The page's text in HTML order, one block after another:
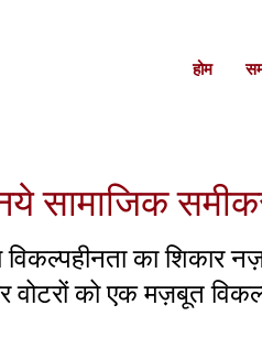
होम
सामाजिक
का शिकार
वोटरों को एक मज़बूत